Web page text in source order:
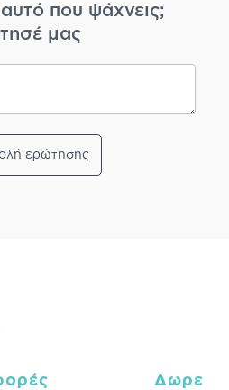
που ψάχνεις;
μας
ερώτησης
Δωρεάν